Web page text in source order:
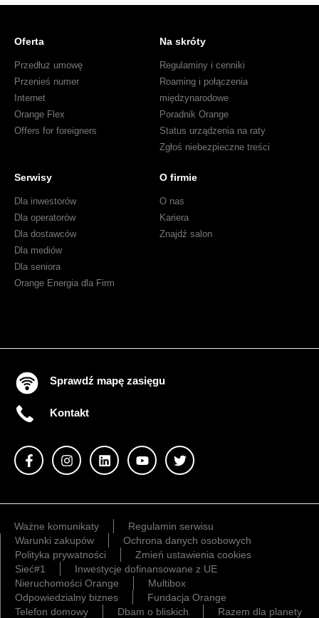
Oferta
Przedłuż umowę
Przenieś numer
Internet
Orange Flex
Offers for foreigners
Na skróty
Regulaminy i cenniki
Roaming i połączenia
międzynarodowe
Poradnik Orange
Status urządzenia na raty
Zgłoś niebezpieczne treści
Serwisy
Dla inwestorów
Dla operatorów
Dla dostawców
Dla mediów
Dla seniora
Orange Energia dla Firm
O firmie
O nas
Kariera
Znajdź salon
Sprawdź mapę zasięgu
Kontakt
Ważne komunikaty
Regulamin serwisu
Warunki zakupów
Ochrona danych osobowych
Polityka prywatności
Zmień ustawienia cookies
Sieć#1
Inwestycje dofinansowane z UE
Nieruchomości Orange
Multibox
Odpowiedzialny biznes
Fundacja Orange
Telefon domowy
Dbam o bliskich Razem dla planety